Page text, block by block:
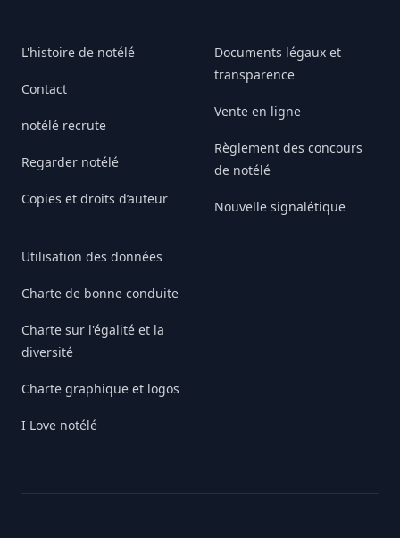
L'histoire de notélé
Contact
notélé recrute
Regarder notélé
Copies et droits d’auteur
Utilisation des données
Charte de bonne conduite
Charte sur l'égalité et la
diversité
Charte graphique et logos
I Love notélé
Documents légaux et
transparence
Vente en ligne
Règlement des concours
de notélé
Nouvelle signalétique